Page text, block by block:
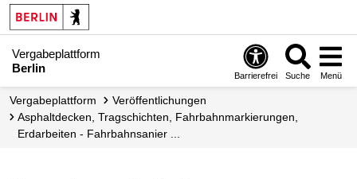
Vergabeplattform
Berlin
Barrierefrei Suche Menü
Vergabe­plattform
Veröffent­lichungen
Asphaltdecken, Tragschichten, Fahrbahnmarkierungen,
Erdarbeiten - Fahrbahnsanier ...